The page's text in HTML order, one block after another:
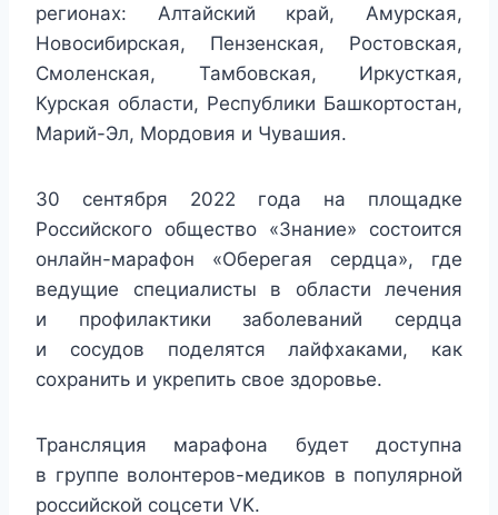
регионах: Алтайский край, Амурская,
Новосибирская, Пензенская, Ростовская,
Смоленская, Тамбовская, Иркусткая,
Курская области, Республики Башкортостан,
Марий-Эл, Мордовия и Чувашия.
30 сентября 2022 года на площадке
Российского общество «Знание» состоится
онлайн-марафон «Оберегая сердца», где
ведущие специалисты в области лечения
и профилактики заболеваний сердца
и сосудов поделятся лайфхаками, как
сохранить и укрепить свое здоровье.
Трансляция марафона будет доступна
в группе волонтеров-медиков в популярной
российской соцсети VK.